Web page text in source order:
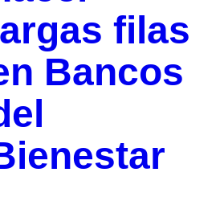
filas
Bancos